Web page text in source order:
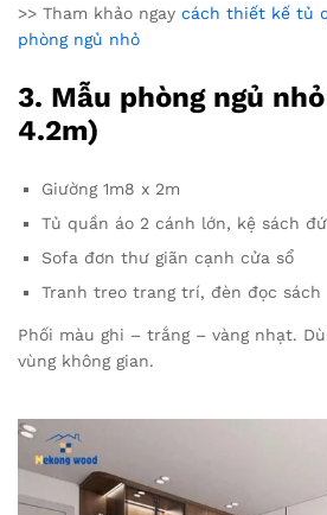
>> Tham khảo ngay cách thiết kế tủ
phòng ngủ nhỏ
3. Mẫu phòng ngủ
4.2m)
Giường 1m8 x 2m
Tủ quần áo 2 cánh lớn, kệ sách
Sofa đơn thư giãn cạnh cửa sổ
Tranh treo trang trí, đèn đọc sách
Phối màu ghi – trắng – vàng nhạt.
vùng không gian.